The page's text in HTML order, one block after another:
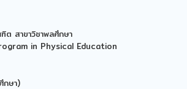
ต สาขาวิชาพลศึกษา
in Physical Education
กษา)